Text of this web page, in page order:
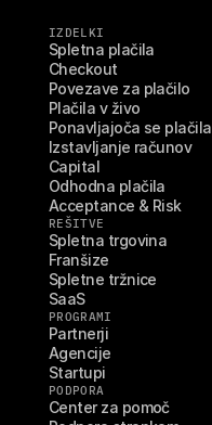
IZDELKI
Spletna plačila
Checkout
Povezave za plačilo
Plačila v živo
Ponavljajoča se plačila
Izstavljanje računov
Capital
Odhodna plačila
Acceptance & Risk
REŠITVE
Spletna trgovina
Franšize
Spletne tržnice
SaaS
PROGRAMI
Partnerji
Agencije
Startupi
PODPORA
Center za pomoč